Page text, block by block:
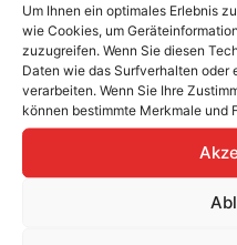
Um Ihnen ein optimales Erlebnis
wie Cookies, um
zuzugreifen. Wenn Sie diesen
Daten wie das Surfverhalten oder
verarbeiten. Wenn Sie Ihre
können bestimmte Merkmale und
KEBA KeContact
Ladekabel, MID-
Die KeContact P40 und
unkompliziert einrichten